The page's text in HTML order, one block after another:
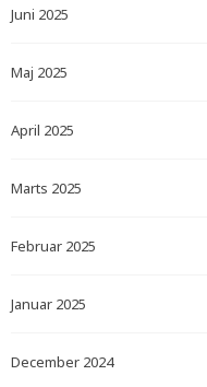
Juni 2025
Maj 2025
April 2025
Marts 2025
Februar 2025
Januar 2025
December 2024